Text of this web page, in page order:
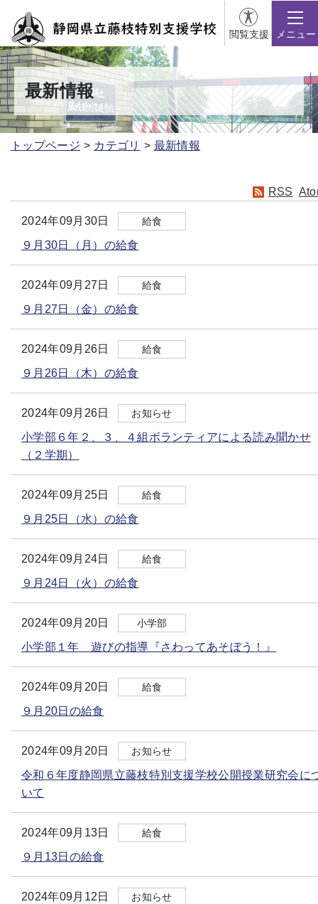
閲覧支援 メニュー
最新情報
トップページ カテゴリ 最新情報
RSS
2024年09月30日 給食
９月30日（月）の給食
2024年09月27日 給食
９月27日（金）の給食
2024年09月26日 給食
９月26日（木）の給食
2024年09月26日 お知らせ
小学部６年２、３、４組ボランティアによる読み聞かせ
（２学期）
2024年09月25日 給食
９月25日（水）の給食
2024年09月24日 給食
９月24日（火）の給食
2024年09月20日 小学部
小学部１年 遊びの指導『さわってあそぼう！』
2024年09月20日 給食
９月20日の給食
2024年09月20日 お知らせ
令和６年度静岡県立藤枝特別支援学校公開授業研究会に
いて
2024年09月13日 給食
９月13日の給食
2024年09月12日 お知らせ